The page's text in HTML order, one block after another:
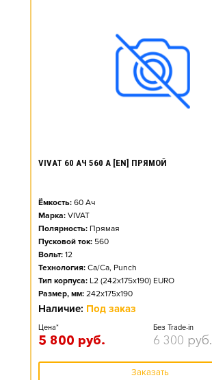
VIVAT 60 АЧ 560 А [EN] ПРЯМОЙ
Ёмкость: 60 Ач
Марка: VIVAT
Полярность: Прямая
Пусковой ток: 560
Вольт: 12
Технология: Ca/Ca, Punch
Тип корпуса: L2 (242x175x190) EURO
Размер, мм: 242x175x190
Наличие: Под заказ
Цена*
5 800 руб.
Без Trade-in
6 300 руб.
Заказать